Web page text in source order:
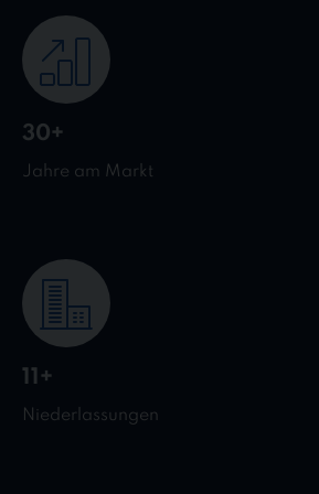
30+
Jahre am Markt
11+
Niederlassungen